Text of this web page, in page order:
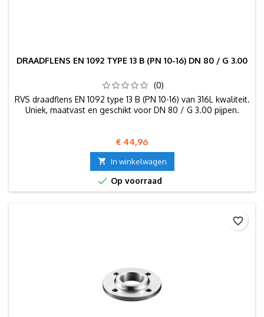
DRAADFLENS EN 1092 TYPE 13 B (PN 10-16) DN 80 / G 3.00
(0)
RVS draadflens EN 1092 type 13 B (PN 10-16) van 316L kwaliteit.
Uniek, maatvast en geschikt voor DN 80 / G 3.00 pijpen.
Prijs
€ 44,96
 In winkelwagen
 Op voorraad
favorite_border